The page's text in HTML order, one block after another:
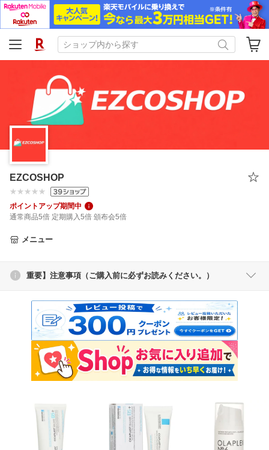
EZCOSHOP
ポイントアップ期間中
通常商品5倍 定期購入5倍 頒布会5倍
メニュー
重要】注意事項（ご購入前に必ずお読みください。）